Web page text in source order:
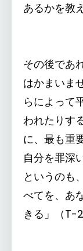
あるかを教
その後であ
はかまいま
らによって
われたりす
に、最も重
自分を罪深
というのも
べてを、あ
きる」（T-